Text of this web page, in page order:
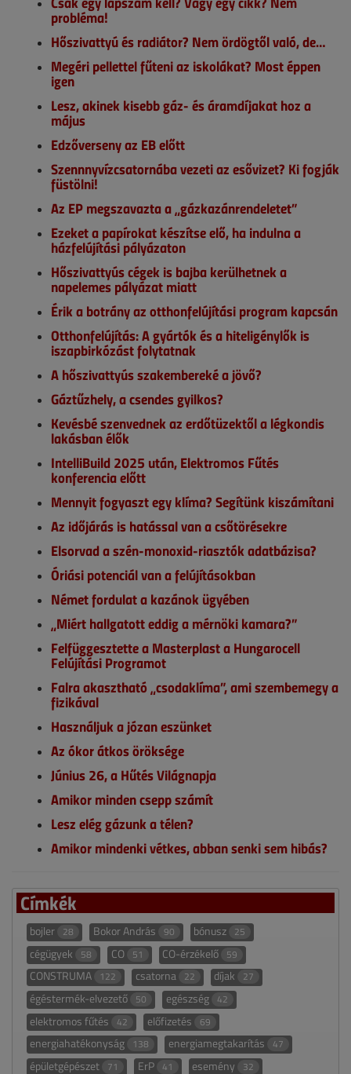
probléma!
Hőszivattyú és radiátor? Nem ördögtől való, de…
Megéri pellettel fűteni az iskolákat? Most éppen
igen
Lesz, akinek kisebb gáz- és áramdíjakat hoz a
május
Edzőverseny az EB előtt
Szennnyvízcsatornába vezeti az esővizet? Ki fogják
füstölni!
Az EP megszavazta a „gázkazánrendeletet”
Ezeket a papírokat készítse elő, ha indulna a
házfelújítási pályázaton
Hőszivattyús cégek is bajba kerülhetnek a
napelemes pályázat miatt
Érik a botrány az otthonfelújítási program kapcsán
Otthonfelújítás: A gyártók és a hiteligénylők is
iszapbirkózást folytatnak
A hőszivattyús szakembereké a jövő?
Gáztűzhely, a csendes gyilkos?
Kevésbé szenvednek az erdőtüzektől a légkondis
lakásban élők
IntelliBuild 2025 után, Elektromos Fűtés
konferencia előtt
Mennyit fogyaszt egy klíma? Segítünk kiszámítani
Az időjárás is hatással van a csőtörésekre
Elsorvad a szén-monoxid-riasztók adatbázisa?
Óriási potenciál van a felújításokban
Német fordulat a kazánok ügyében
„Miért hallgatott eddig a mérnöki kamara?”
Felfüggesztette a Masterplast a Hungarocell
Felújítási Programot
Falra akasztható „csodaklíma”, ami szembemegy a
fizikával
Használjuk a józan eszünket
Az ókor átkos öröksége
Június 26, a Hűtés Világnapja
Amikor minden csepp számít
Lesz elég gázunk a télen?
Amikor mindenki vétkes, abban senki sem hibás?
Címkék
bojler 28 Bokor András 90 bónusz 25
cégügyek 58 CO 51 CO-érzékelő 59
CONSTRUMA 122 csatorna 22 díjak 27
égéstermék-elvezető 50 egészség 42
elektromos fűtés 42 előfizetés 69
energiahatékonyság 138 energiamegtakarítás 47
épületgépészet 71 ErP 41 esemény 32